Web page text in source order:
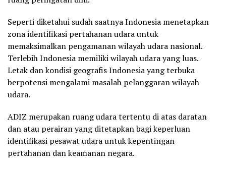
Seperti diketahui sudah saatnya Indonesia menetapkan
zona identifikasi pertahanan udara untuk
memaksimalkan pengamanan wilayah udara nasional.
Terlebih Indonesia memiliki wilayah udara yang luas.
Letak dan kondisi geografis Indonesia yang terbuka
berpotensi mengalami masalah pelanggaran wilayah
udara.
ADIZ merupakan ruang udara tertentu di atas daratan
dan atau perairan yang ditetapkan bagi keperluan
identifikasi pesawat udara untuk kepentingan
pertahanan dan keamanan negara.